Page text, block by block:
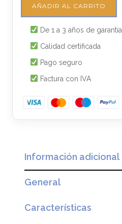
AÑADIR AL CARRITO
De 1 a 3 años de garantía
Calidad certificada
Pago seguro
Factura con IVA
Información adicional
General
Características